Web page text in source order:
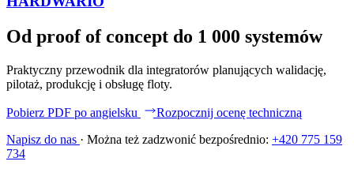
Od proof of concept do 1 000 systemów
Praktyczny przewodnik dla integratorów planujących walidację,
pilotaż, produkcję i obsługę floty.
Pobierz PDF po angielsku
Rozpocznij ocenę techniczną
Napisz do nas · Można też zadzwonić bezpośrednio: +420 775 159
734